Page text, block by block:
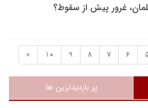
غرور پیش از سقوط؟
6
7
8
9
10
»
پر بازدیدترین ها